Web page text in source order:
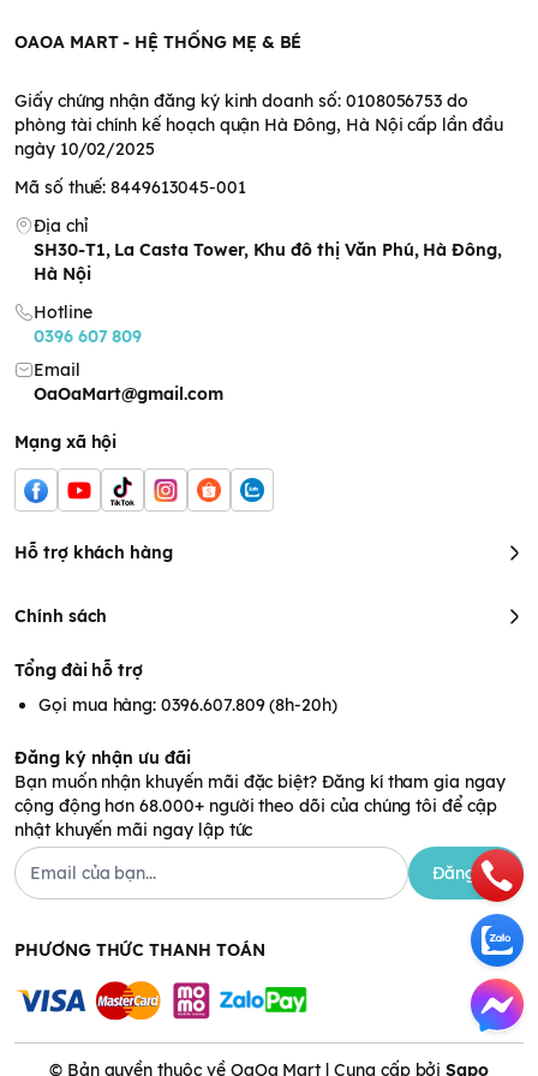
Tránh xa tầm tay trẻ em.
dính vào mắt thì rửa kỹ mắt dưới vòi nước
Tránh để sản phẩm tiếp xúc trực tiếp với ánh nắng mặt trời
HSD: Hạn sử dụng xem trên bao bì của sản phẩm.
OAOA MART - HỆ THỐNG MẸ & BÉ
Giấy chứng nhận đăng ký kinh doanh số: 0108056753 do
phòng tài chính kế hoạch quận Hà Đông, Hà Nội cấp lần đầu
ngày 10/02/2025
Mã số thuế: 8449613045-001
Địa chỉ
SH30-T1, La Casta Tower, Khu đô thị Văn Phú, Hà Đông,
Hà Nội
Hotline
0396 607 809
Email
OaOaMart@gmail.com
Mạng xã hội
Hỗ trợ khách hàng
Chính sách
Tổng đài hỗ trợ
Gọi mua hàng: 0396.607.809 (8h-20h)
Đăng ký nhận ưu đãi
Bạn muốn nhận khuyến mãi đặc biệt? Đăng kí tham gia ngay
cộng động hơn 68.000+ người theo dõi của chúng tôi để cập
nhật khuyến mãi ngay lập tức
Đăng ký
PHƯƠNG THỨC THANH TOÁN
© Bản quyền thuộc về OaOa Mart | Cung cấp bởiSapo